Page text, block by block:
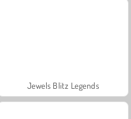
Jewels Blitz Legends